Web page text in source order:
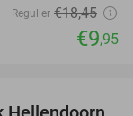
Regulier €18,45
€9,95